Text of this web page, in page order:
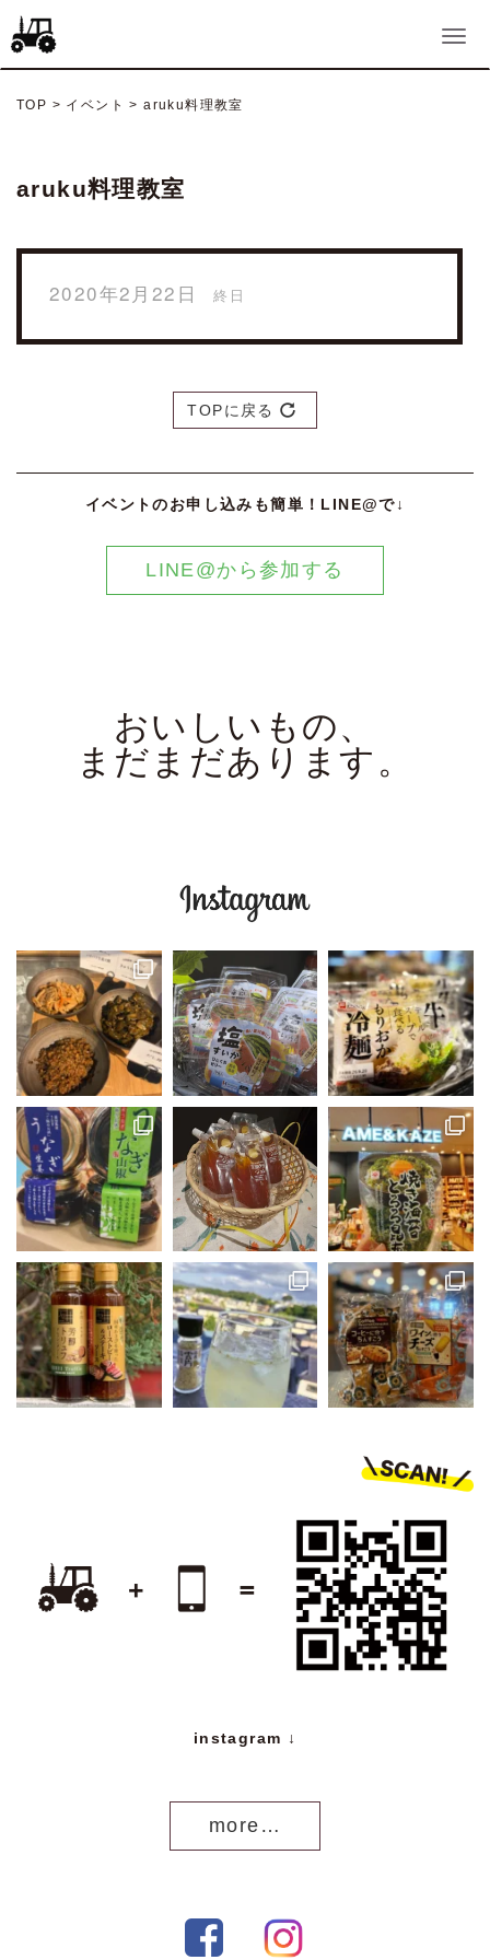
TOP > イベント >aruku料理教室
aruku料理教室
2020年2月22日 終日
TOPに戻る
イベントのお申し込みも簡単！LINE@で↓
LINE@から参加する
おいしいもの、
まだまだあります。
instagram ↓
more…